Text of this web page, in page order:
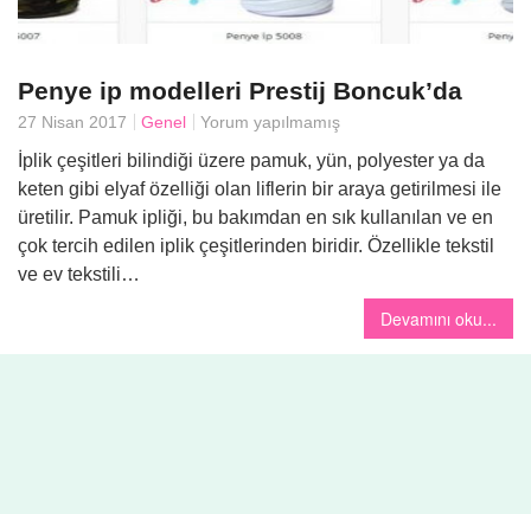
Evde Güzellik
Yemek
Penye ip modelleri Prestij Boncuk’da
27 Nisan 2017 Genel Yorum yapılmamış
İplik çeşitleri bilindiği üzere pamuk, yün, polyester ya da
keten gibi elyaf özelliği olan liflerin bir araya getirilmesi ile
üretilir. Pamuk ipliği, bu bakımdan en sık kullanılan ve en
çok tercih edilen iplik çeşitlerinden biridir. Özellikle tekstil
ve ev tekstili…
Devamını oku...